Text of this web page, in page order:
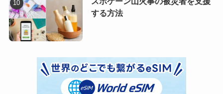
する方法